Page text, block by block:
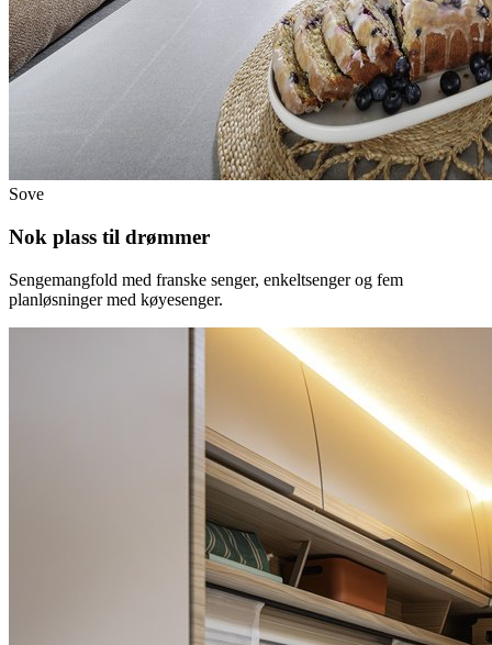
Sove
Nok plass til drømmer
Sengemangfold med franske senger, enkeltsenger og fem
planløsninger med køyesenger.